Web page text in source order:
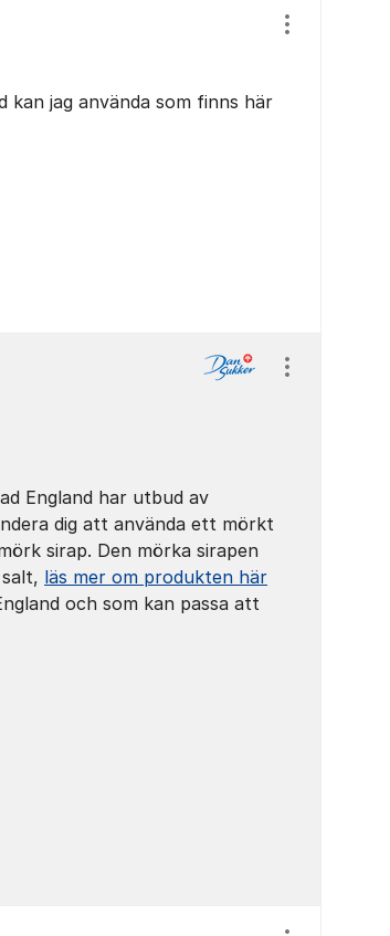
kan jag använda som finns här
Visa/dölj
England har utbud av
dig att använda ett mörkt
sirap. Den mörka sirapen
läs mer om produkten här
och som kan passa att
Visa/dölj